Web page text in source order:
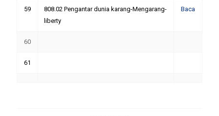
59
808.02 Pengantar dunia karang-Mengarang-
liberty
Baca
60
61